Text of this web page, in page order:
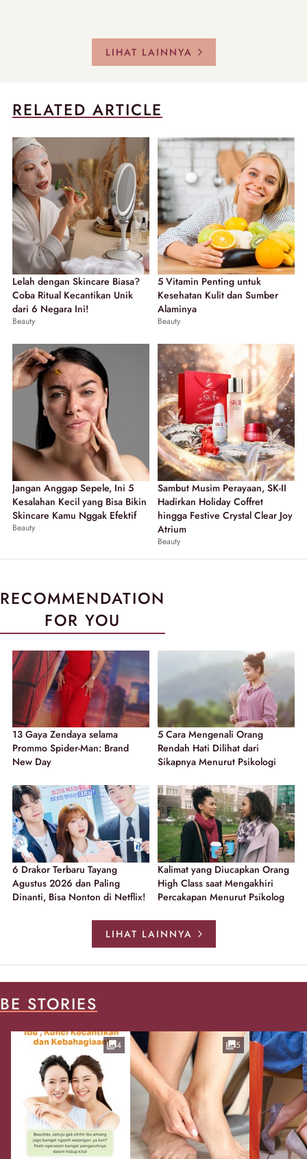
LIHAT LAINNYA
RELATED ARTICLE
Lelah dengan Skincare Biasa?
Coba Ritual Kecantikan Unik
dari 6 Negara Ini!
Beauty
5 Vitamin Penting untuk
Kesehatan Kulit dan Sumber
Alaminya
Beauty
Jangan Anggap Sepele, Ini 5
Kesalahan Kecil yang Bisa Bikin
Skincare Kamu Nggak Efektif
Beauty
Sambut Musim Perayaan, SK-II
Hadirkan Holiday Coffret
hingga Festive Crystal Clear Joy
Atrium
Beauty
RECOMMENDATION
FOR YOU
13 Gaya Zendaya selama
Prommo Spider-Man: Brand
New Day
5 Cara Mengenali Orang
Rendah Hati Dilihat dari
Sikapnya Menurut Psikologi
6 Drakor Terbaru Tayang
Agustus 2026 dan Paling
Dinanti, Bisa Nonton di Netflix!
Kalimat yang Diucapkan Orang
High Class saat Mengakhiri
Percakapan Menurut Psikolog
LIHAT LAINNYA
BE STORIES
4 5